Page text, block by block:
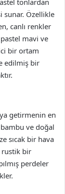
tonlardan
sunar. Özellikle
canlı renkler
mavi ve
bir ortam
edilmiş bir
getirmenin en
ve doğal
sıcak bir hava
rustik bir
perdeler